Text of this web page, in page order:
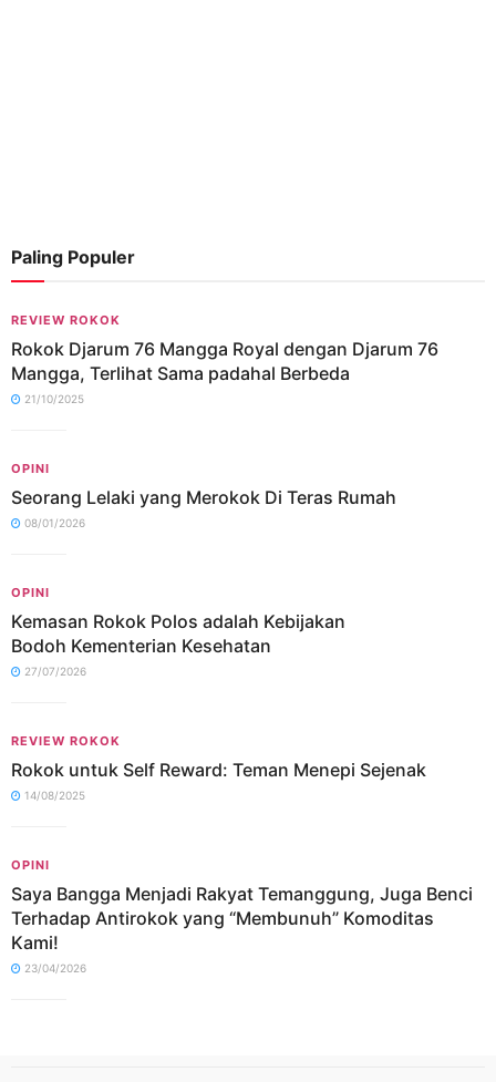
Paling Populer
REVIEW ROKOK
Rokok Djarum 76 Mangga Royal dengan Djarum 76
Mangga, Terlihat Sama padahal Berbeda
21/10/2025
OPINI
Seorang Lelaki yang Merokok Di Teras Rumah
08/01/2026
OPINI
Kemasan Rokok Polos adalah Kebijakan
Bodoh Kementerian Kesehatan
27/07/2026
REVIEW ROKOK
Rokok untuk Self Reward: Teman Menepi Sejenak
14/08/2025
OPINI
Saya Bangga Menjadi Rakyat Temanggung, Juga Benci
Terhadap Antirokok yang “Membunuh” Komoditas
Kami!
23/04/2026